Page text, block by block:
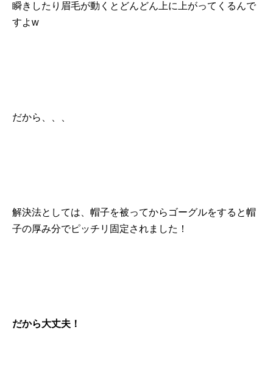
瞬きしたり眉毛が動くとどんどん上に上がってくるんで
すよw
だから、、、
解決法としては、帽子を被ってからゴーグルをすると帽
子の厚み分でピッチリ固定されました！
だから大丈夫！